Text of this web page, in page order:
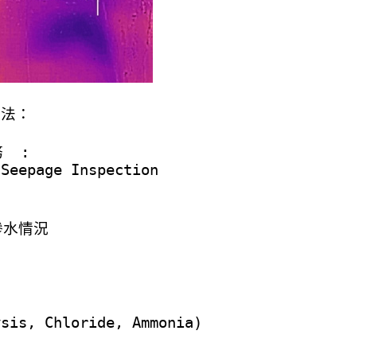
：
:
Inspection
情況
Chloride, Ammonia)